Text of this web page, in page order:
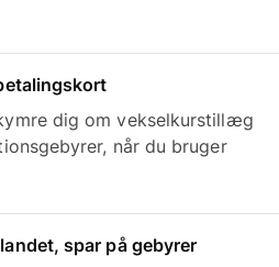
dig om vekselkurstillæg
når du bruger
spar på gebyrer